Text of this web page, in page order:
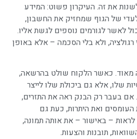
את זה. העיקרון פשוט: המידע
של הגוף שמחזיק את החשבון,
לאשר לגורמים נוספים לגשת אליו.
ולא בלי הסכמה – אלא באופן
כאשר הלקוח שולט בהרשאה,
שלו, אלא גם ביכולת שלו לייצר
אם בעבר רק הבנק ראה את התזרים,
ואת היתרות, כעת גם
– באישור – את אותה תמונה,
תובנות והצעות.